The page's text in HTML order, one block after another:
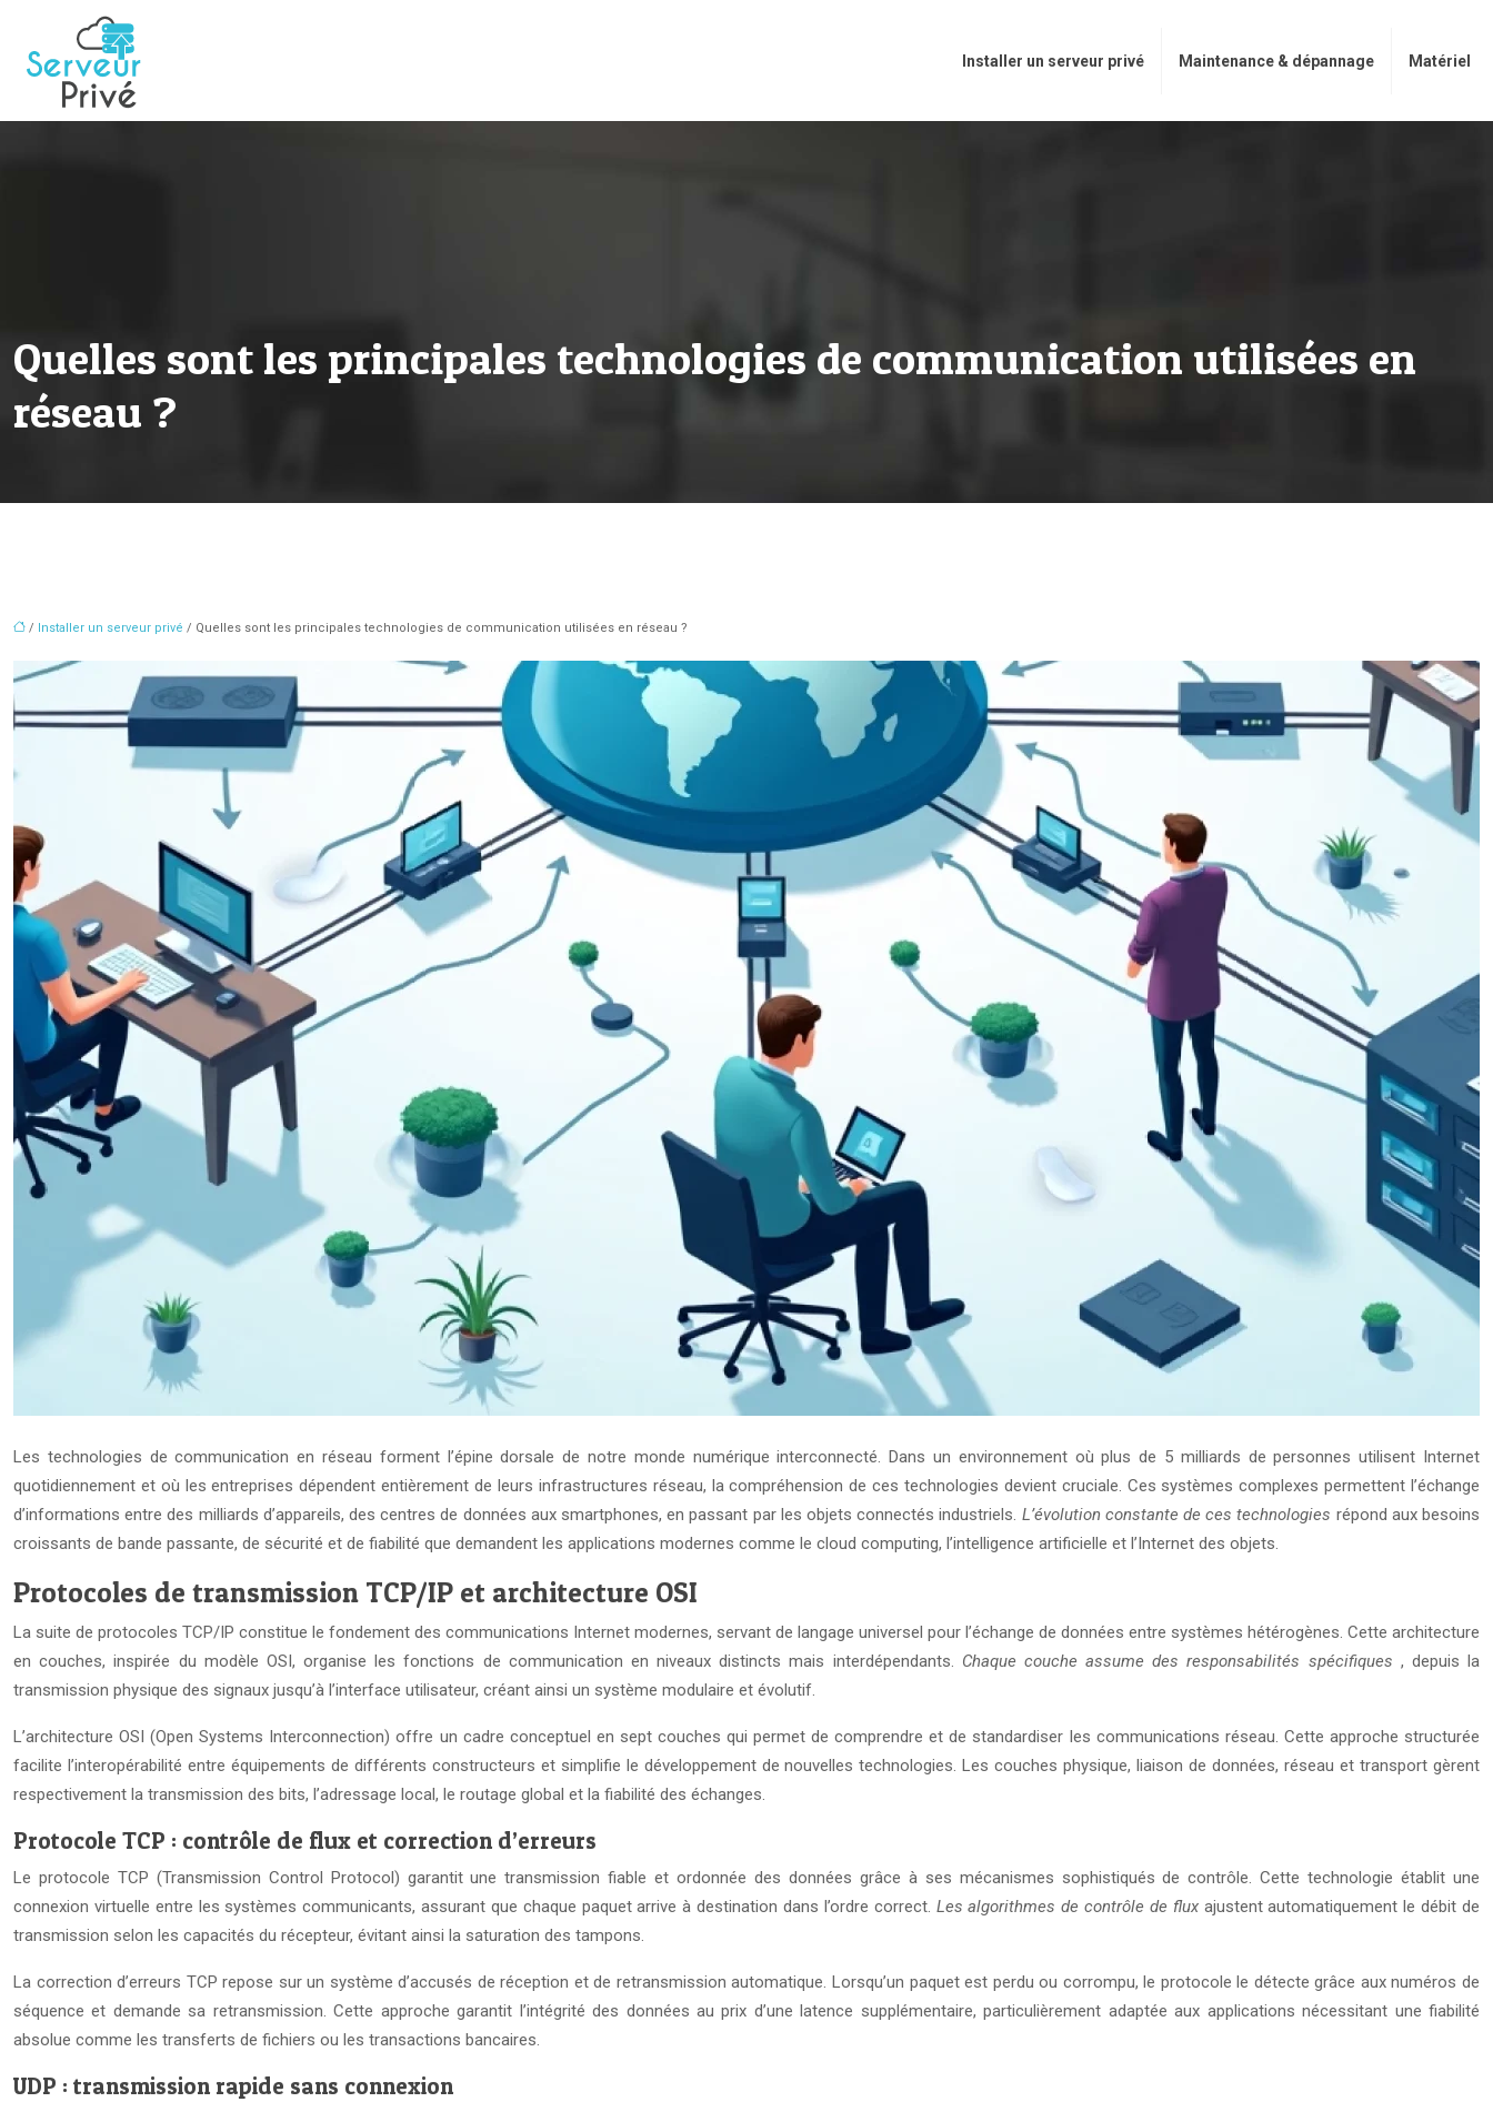
Installer un serveur privé Maintenance & dépannage Matériel
Quelles sont les principales technologies de communication utilisées en
réseau ?
/ Installer un serveur privé / Quelles sont les principales technologies de communication utilisées en réseau ?
Les technologies de communication en réseau forment l’épine dorsale de notre monde numérique interconnecté. Dans un environnement où plus de 5 milliards de personnes utilisent Internet
quotidiennement et où les entreprises dépendent entièrement de leurs infrastructures réseau, la compréhension de ces technologies devient cruciale. Ces systèmes complexes permettent l’échange
d’informations entre des milliards d’appareils, des centres de données aux smartphones, en passant par les objets connectés industriels. L’évolution constante de ces technologies répond aux besoins
croissants de bande passante, de sécurité et de fiabilité que demandent les applications modernes comme le cloud computing, l’intelligence artificielle et l’Internet des objets.
Protocoles de transmission TCP/IP et architecture OSI
La suite de protocoles TCP/IP constitue le fondement des communications Internet modernes, servant de langage universel pour l’échange de données entre systèmes hétérogènes. Cette architecture
en couches, inspirée du modèle OSI, organise les fonctions de communication en niveaux distincts mais interdépendants. Chaque couche assume des responsabilités spécifiques , depuis la
transmission physique des signaux jusqu’à l’interface utilisateur, créant ainsi un système modulaire et évolutif.
L’architecture OSI (Open Systems Interconnection) offre un cadre conceptuel en sept couches qui permet de comprendre et de standardiser les communications réseau. Cette approche structurée
facilite l’interopérabilité entre équipements de différents constructeurs et simplifie le développement de nouvelles technologies. Les couches physique, liaison de données, réseau et transport gèrent
respectivement la transmission des bits, l’adressage local, le routage global et la fiabilité des échanges.
Protocole TCP : contrôle de flux et correction d’erreurs
Le protocole TCP (Transmission Control Protocol) garantit une transmission fiable et ordonnée des données grâce à ses mécanismes sophistiqués de contrôle. Cette technologie établit une
connexion virtuelle entre les systèmes communicants, assurant que chaque paquet arrive à destination dans l’ordre correct. Les algorithmes de contrôle de flux ajustent automatiquement le débit de
transmission selon les capacités du récepteur, évitant ainsi la saturation des tampons.
La correction d’erreurs TCP repose sur un système d’accusés de réception et de retransmission automatique. Lorsqu’un paquet est perdu ou corrompu, le protocole le détecte grâce aux numéros de
séquence et demande sa retransmission. Cette approche garantit l’intégrité des données au prix d’une latence supplémentaire, particulièrement adaptée aux applications nécessitant une fiabilité
absolue comme les transferts de fichiers ou les transactions bancaires.
UDP : transmission rapide sans connexion